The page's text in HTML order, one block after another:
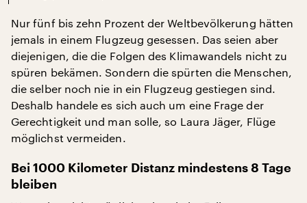
Nur fünf bis zehn Prozent der Weltbevölkerung hätten
jemals in einem Flugzeug gesessen. Das seien aber
diejenigen, die die Folgen des Klimawandels nicht zu
spüren bekämen. Sondern die spürten die Menschen,
die selber noch nie in ein Flugzeug gestiegen sind.
Deshalb handele es sich auch um eine Frage der
Gerechtigkeit und man solle, so Laura Jäger, Flüge
möglichst vermeiden.
Bei 1000 Kilometer Distanz mindestens 8 Tage
bleiben